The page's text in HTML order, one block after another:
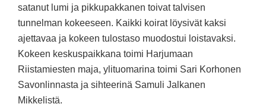
satanut lumi ja pikkupakkanen toivat talvisen
tunnelman kokeeseen. Kaikki koirat löysivät kaksi
ajettavaa ja kokeen tulostaso muodostui loistavaksi.
Kokeen keskuspaikkana toimi Harjumaan
Riistamiesten maja, ylituomarina toimi Sari Korhonen
Savonlinnasta ja sihteerinä Samuli Jalkanen
Mikkelistä.